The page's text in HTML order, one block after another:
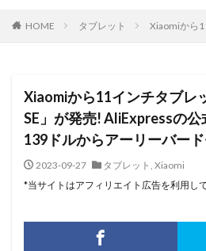
HOME タブレット Xiaomiから
Xiaomiから11インチタブレ
SE」が発売! AliExpressの
139ドルからアーリーバー
2023-09-27 タブレット , Xiaomi
*当サイトはアフィリエイト広告を利用して